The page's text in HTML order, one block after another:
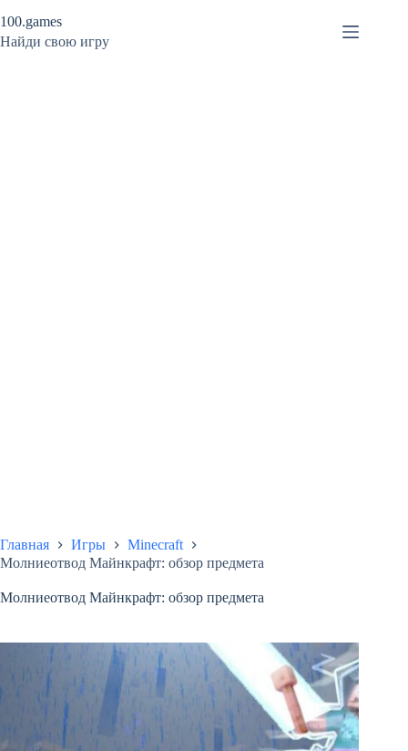
к
сути
100.games
Найди свою игру
Главная Игры
Minecraft
Молниеотвод Майнкрафт: обзор предмета
Молниеотвод Майнкрафт: обзор предмета